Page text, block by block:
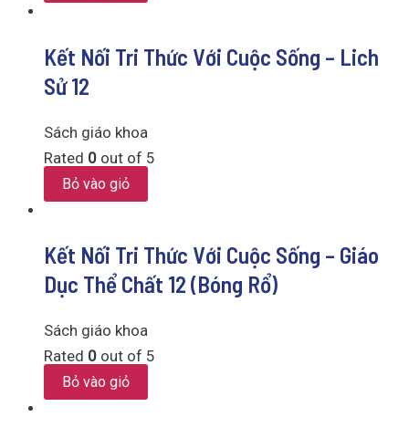
Kết Nối Tri Thức Với Cuộc Sống – Lich
Sử 12
Sách giáo khoa
Rated 0 out of 5
Bỏ vào giỏ
Kết Nối Tri Thức Với Cuộc Sống – Giáo
Dục Thể Chất 12 (Bóng Rổ)
Sách giáo khoa
Rated 0 out of 5
Bỏ vào giỏ